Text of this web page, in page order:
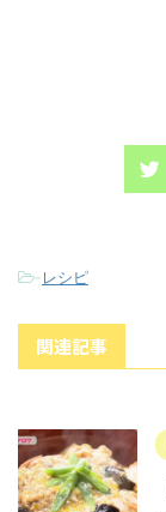
-レシピ
関連記事